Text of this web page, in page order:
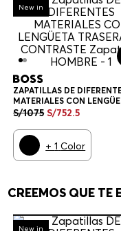
-30%
New in
ZAPATILLAS DE
MATERIALES CON
TRASERA EN CONTRASTE
S/1075 S/752.5
+1 Color
CREEMOS QUE TE